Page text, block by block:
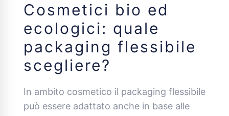
Cosmetici bio ed
ecologici: quale
packaging flessibile
scegliere?
In ambito cosmetico il packaging flessibile
può essere adattato anche in base alle